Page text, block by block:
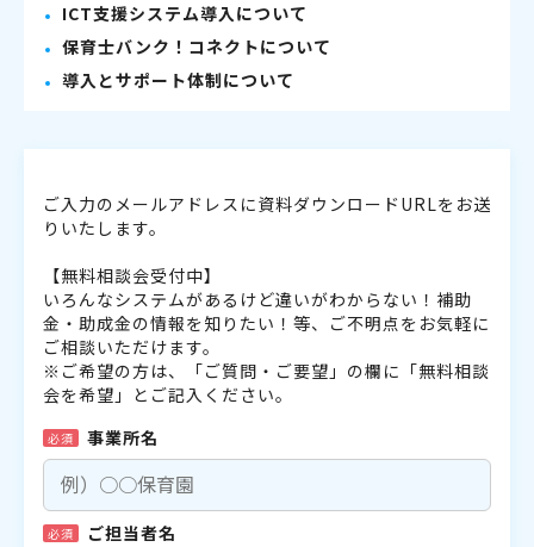
ICT支援システム導入について
保育士バンク！コネクトについて
導入とサポート体制について
ご入力のメールアドレスに資料ダウンロードURLをお送
りいたします。
【無料相談会受付中】
いろんなシステムがあるけど違いがわからない！補助
金・助成金の情報を知りたい！等、ご不明点をお気軽に
ご相談いただけます。
※ご希望の方は、「ご質問・ご要望」の欄に「無料相談
会を希望」とご記入ください。
必須 事業所名
必須 ご担当者名